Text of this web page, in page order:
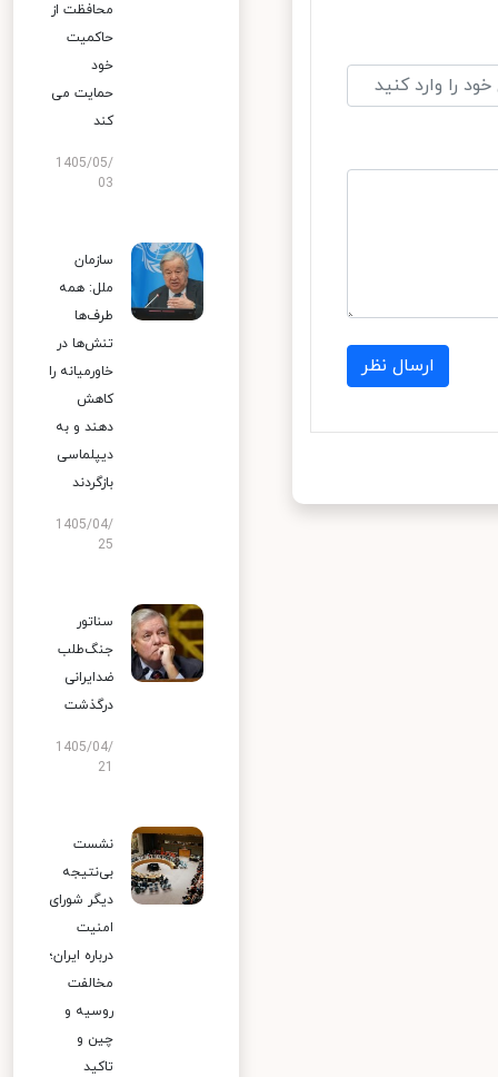
ارسال نظر
محافظت از
حاکمیت
خود
حمایت می
کند
1405/05/
03
سازمان
ملل: همه
طرف‌ها
تنش‌ها در
خاورمیانه را
کاهش
دهند و به
دیپلماسی
بازگردند
1405/04/
25
سناتور
جنگ‌طلب
ضدایرانی
درگذشت
1405/04/
نشست
بی‌نتیجه
دیگر شورای
امنیت
درباره ایران؛
مخالفت
روسیه و
چین و
تاکید